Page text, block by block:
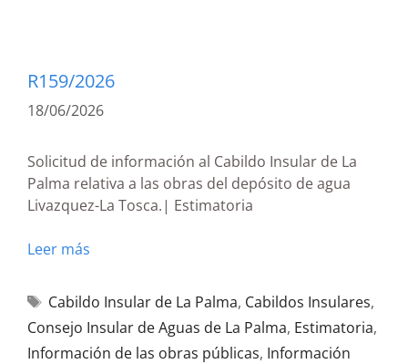
R159/2026
18/06/2026
Solicitud de información al Cabildo Insular de La
Palma relativa a las obras del depósito de agua
Livazquez-La Tosca.| Estimatoria
Leer más
Cabildo Insular de La Palma, Cabildos Insulares,
Consejo Insular de Aguas de La Palma, Estimatoria,
Información de las obras públicas, Información